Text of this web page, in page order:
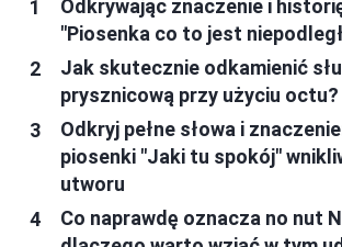
Odkrywając znaczenie i
"Piosenka co to jest
Jak skutecznie odkamienić
prysznicową przy użyciu octu?
Odkryj pełne słowa i
piosenki "Jaki tu spokój"
utworu
Co naprawdę oznacza no nut